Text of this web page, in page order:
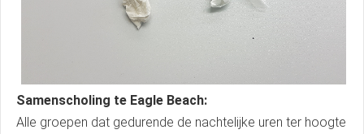
Samenscholing te Eagle Beach:
Alle groepen dat gedurende de nachtelijke uren ter hoogte